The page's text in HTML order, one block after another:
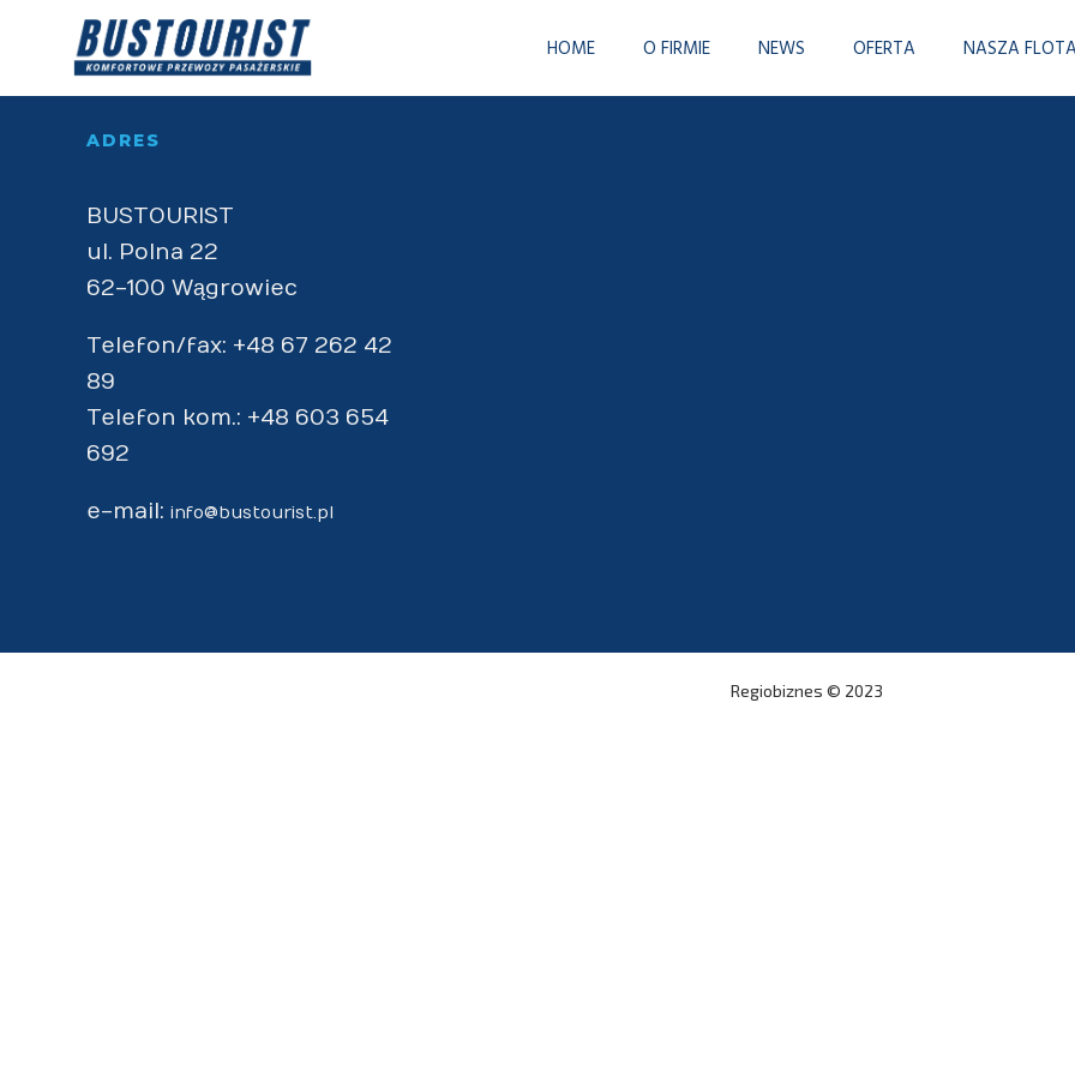
HOME O FIRMIE NEWS OFERTA NASZA FLOTA
Intrinsicly embrace top-line core competencies with real-time metrics.
ADRES
BUSTOURIST
ul. Polna 22
62-100 Wągrowiec
Telefon/fax: +48 67 262 42
89
Telefon kom.: +48 603 654
692
e-mail: info@bustourist.pl
Regiobiznes © 2023